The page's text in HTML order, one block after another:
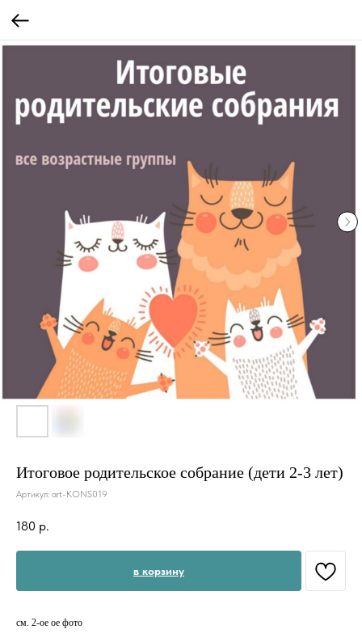
Итоговое родительское собрание (дети 2-3 лет)
Артикул: art-KONS019
180 р.
в корзину
см. 2-ое ое фото